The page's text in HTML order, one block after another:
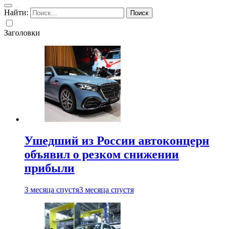
Найти:
Заголовки
Ушедший из России автоконцерн
объявил о резком снижении
прибыли
3 месяца спустя3 месяца спустя